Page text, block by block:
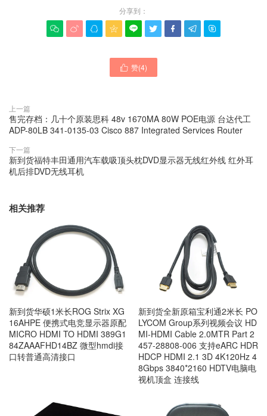
分享到：
        
 赞(4)
上一篇
售完存档：几十个原装思科 48v 1670MA 80W POE电源 台达代工
ADP-80LB 341-0135-03 Cisco 887 Integrated Services Router
下一篇
新到货福特丰田通用汽车载吸顶头枕DVD显示器无线红外线 红外耳
机后排DVD无线耳机
相关推荐
新到货华硕1米长ROG Strix XG
16AHPE 便携式电竞显示器原配
MICRO HDMI TO HDMI 389G1
84ZAAAFHD14BZ 微型hmdi接
口转普通高清接口
新到货全新原箱宝利通2米长 PO
LYCOM Group系列视频会议 HD
MI-HDMI Cable 2.0MTR Part 2
457-28808-006 支持eARC HDR
HDCP HDMI 2.1 3D 4K120Hz 4
8Gbps 3840*2160 HDTV电脑电
视机顶盒 连接线